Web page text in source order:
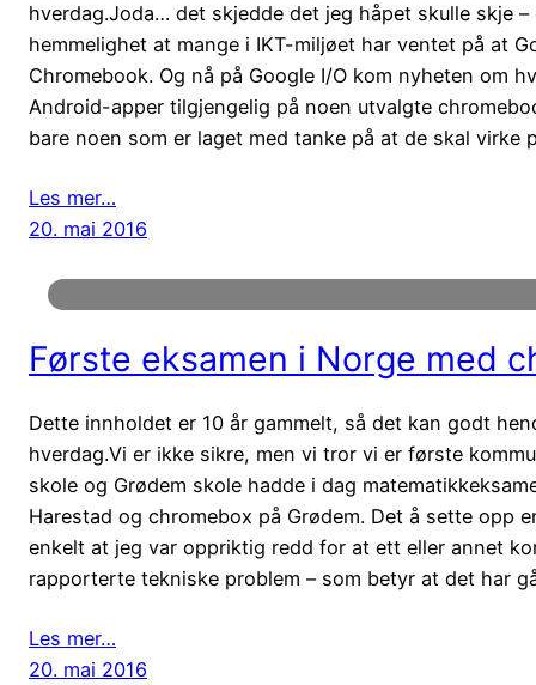
hverdag.Joda… det skjedde det jeg håpet skulle skje
hemmelighet at mange i IKT-miljøet har ventet på at
Chromebook. Og nå på Google I/O kom nyheten om
Android-apper tilgjengelig på noen utvalgte
bare noen som er laget med tanke på at de skal virke
Les mer…
20. mai 2016
Første eksamen i Norge med
Dette innholdet er 10 år gammelt, så det kan godt
hverdag.Vi er ikke sikre, men vi tror vi er første
skole og Grødem skole hadde i dag
Harestad og chromebox på Grødem. Det å sette opp
enkelt at jeg var oppriktig redd for at ett eller annet
rapporterte tekniske problem – som betyr at det har
Les mer…
20. mai 2016